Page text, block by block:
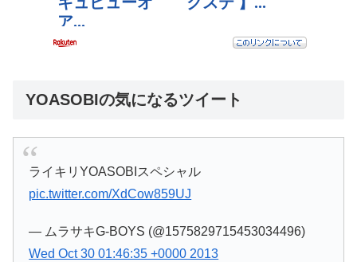
YOASOBIの気になるツイート
ライキリYOASOBIスペシャル
pic.twitter.com/XdCow859UJ
— ムラサキG-BOYS (@1575829715453034496)
Wed Oct 30 01:46:35 +0000 2013